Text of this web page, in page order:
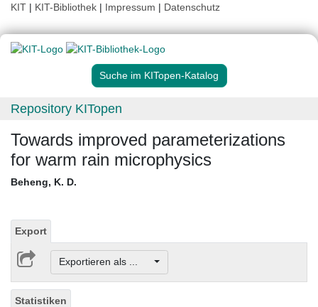
KIT | KIT-Bibliothek | Impressum | Datenschutz
Suche im KITopen-Katalog
Repository KITopen
Towards improved parameterizations
for warm rain microphysics
Beheng, K. D.
Export
Exportieren als ...
Statistiken